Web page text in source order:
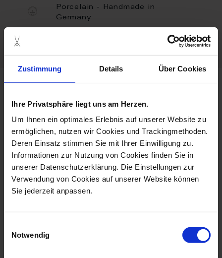
Zustimmung Details Über Cookies
Ihre Privatsphäre liegt uns am Herzen.
Um Ihnen ein optimales Erlebnis auf unserer Website zu
ermöglichen, nutzen wir Cookies und Trackingmethoden.
Deren Einsatz stimmen Sie mit Ihrer Einwilligung zu.
Informationen zur Nutzung von Cookies finden Sie in
unserer Datenschutzerklärung. Die Einstellungen zur
Verwendung von Cookies auf unserer Website können
Sie jederzeit anpassen.
Notwendig
Porcelain - Handmade in
Germany
collection
Bird Duck, Coloured,
Bird Drake, Coloured,